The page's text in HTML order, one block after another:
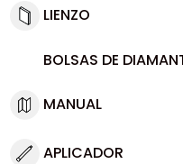
LIENZO
BOLSAS DE
MANUAL
APLICADOR